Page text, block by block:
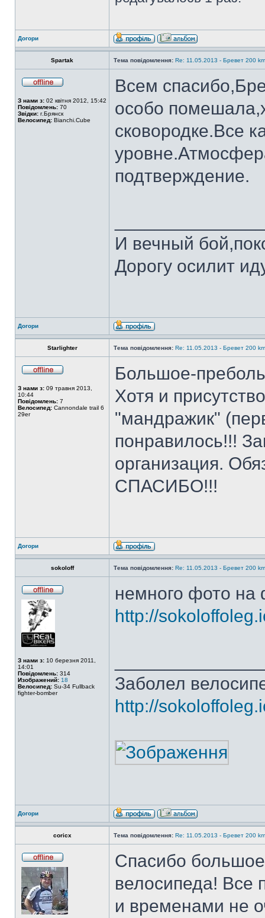
Догори
Spartak Тема повідомлення: Re: 11.05.2013 - Бревет 200
З нами з: 02 квітня 2012, 15:42
Повідомлень: 70
Звідки: г.Брянск
Велосипед: Bianchi.Cube
Всем
особо
сковородке.Все
подтверждение.
И вечный
Дорогу осилит
Догори
Starlighter Тема повідомлення: Re: 11.05.2013 - Бревет 200
З нами з: 09 травня 2013,
10:44
Повідомлень: 7
Велосипед: Cannondale trail 6
29er
Большое-
Хотя и
"мандражик"
понравилось!!!
организация.
СПАСИБО!!!
Догори
sokoloff Тема повідомлення: Re: 11.05.2013 - Бревет 200
З нами з: 10 березня 2011,
14:01
Повідомлень: 314
Изображений: 18
Велосипед: Su-34 Fullback
fighter-bomber
немного фото
http://
Заболел
http://
Догори
coricx Тема повідомлення: Re: 11.05.2013 - Бревет 200
Спасибо большое
велосипеда! Все
и временами не